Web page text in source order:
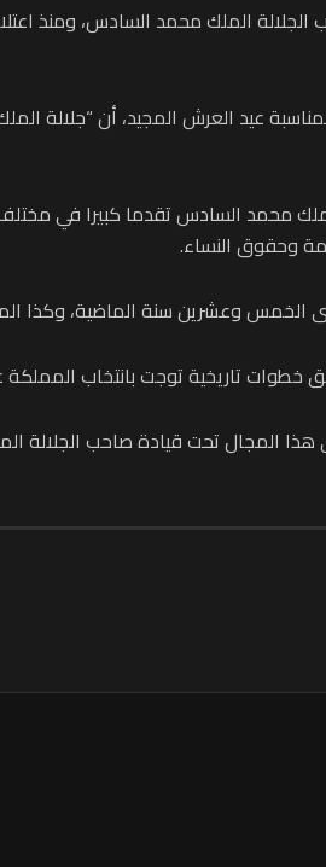
الجلالة الملك محمد السادس، ومنذ
عيد العرش المجيد، أن
محمد السادس تقدما كبيرا في
وحقوق النساء.
الخمس وعشرين سنة الماضية، وكذا
تاريخية توجت بانتخاب المملكة
المجال تحت قيادة صاحب الجلالة